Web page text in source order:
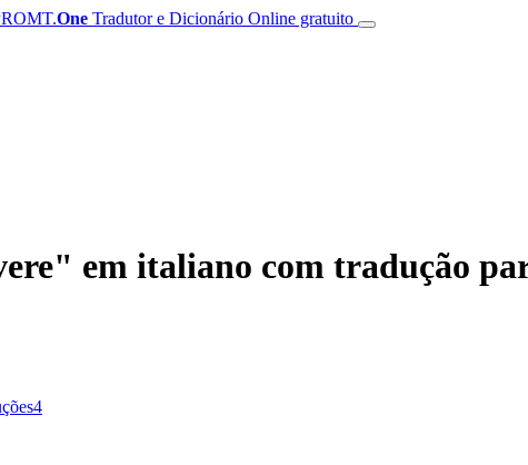
One Tradutor e Dicionário Online gratuito
em italiano com tradução
4